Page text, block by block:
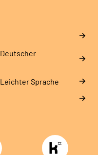
Sprache
https://
rentenversicherung-